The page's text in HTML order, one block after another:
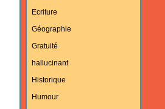
Ecriture
Géographie
Gratuité
hallucinant
Historique
Humour